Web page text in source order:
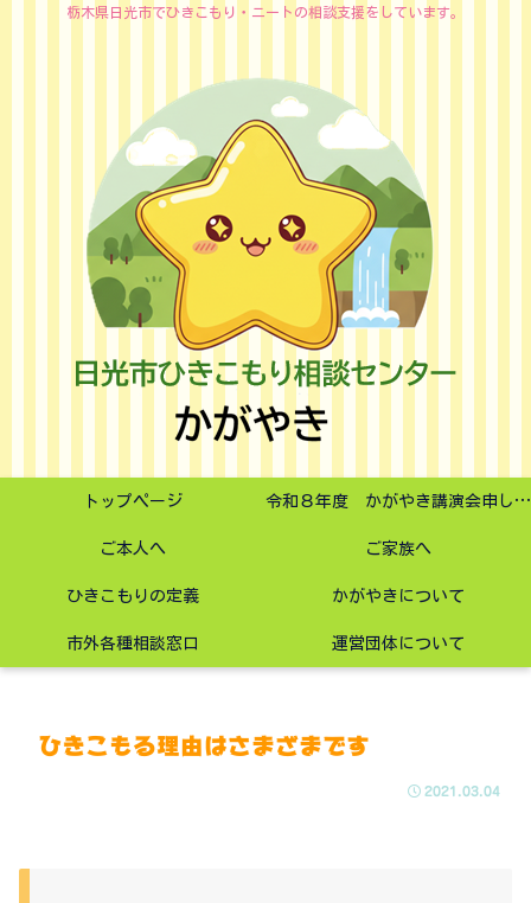
栃木県日光市でひきこもり・ニートの相談支援をしています。
トップページ 令和８年度 かがやき講演会申し込みフォーム
ご本人へ ご家族へ
ひきこもりの定義 かがやきについて
市外各種相談窓口 運営団体について
ひきこもる理由はさまざまです
2021.03.04